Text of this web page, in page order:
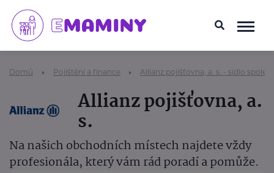
Domů Pojištění a finance Allianz pojišťovna, a. s. - sídlo
Allianz pojišťovna, a.
s.
Na našich obchodních místech najdete vždy
profesionála, který vám rád poradí a pomůže.